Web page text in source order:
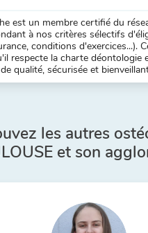
est un membre certifié du
à nos critères sélectifs
conditions d'exercices...).
respecte la charte déontologie
qualité, sécurisée et
les autres
et son